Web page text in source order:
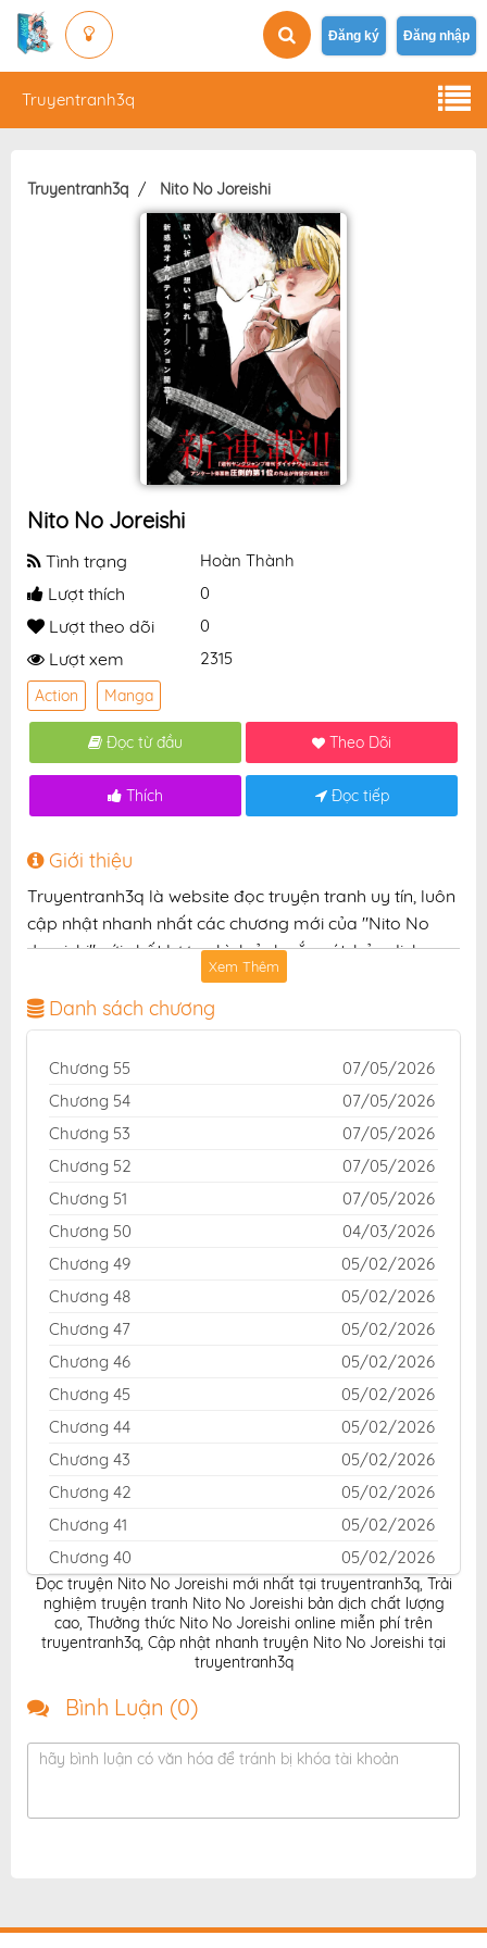
Đăng ký Đăng nhập
Truyentranh3q
Truyentranh3q Nito No Joreishi
Nito No Joreishi
Tình trạng Hoàn Thành
Lượt thích 0
Lượt theo dõi 0
Lượt xem 2315
Action Manga
Đọc từ đầu Theo Dõi
Thích Đọc tiếp
Giới thiệu
Truyentranh3q là website đọc truyện tranh uy tín, luôn
cập nhật nhanh nhất các chương mới của "Nito No
Joreishi" với chất lượng hình ảnh sắc nét, bản dịch
chuẩn và giao diện thân thiện, mang đến trải nghiệm
đọc truyện hấp dẫn, tiện lợi, hoàn toàn miễn phí cho
độc giả yêu thích truyện tranh online.
Xem Thêm
Danh sách chương
Chương 55
07/05/2026
Chương 54
07/05/2026
Chương 53
07/05/2026
Chương 52
07/05/2026
Chương 51
07/05/2026
Chương 50
04/03/2026
Chương 49
05/02/2026
Chương 48
05/02/2026
Chương 47
05/02/2026
Chương 46
05/02/2026
Chương 45
05/02/2026
Chương 44
05/02/2026
Chương 43
05/02/2026
Chương 42
05/02/2026
Chương 41
05/02/2026
Chương 40
05/02/2026
Chương 39
05/02/2026
Chương 38
05/02/2026
Chương 37
05/02/2026
Chương 35
Chương 34
05/02/2026
Chương 32
05/02/2026
Đọc truyện Nito No Joreishi mới nhất tại truyentranh3q, Trải
nghiệm truyện tranh Nito No Joreishi bản dịch chất lượng
cao, Thưởng thức Nito No Joreishi online miễn phí trên
truyentranh3q, Cập nhật nhanh truyện Nito No Joreishi tại
truyentranh3q
Bình Luận (0)
hãy bình luận có văn hóa để tránh bị khóa tài khoản